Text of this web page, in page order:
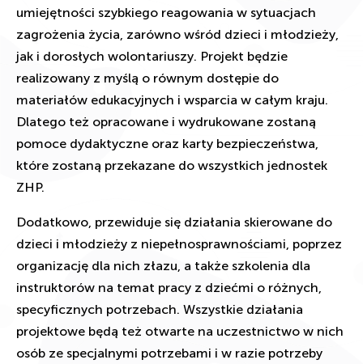
umiejętności szybkiego reagowania w sytuacjach
zagrożenia życia, zarówno wśród dzieci i młodzieży,
jak i dorosłych wolontariuszy. Projekt będzie
realizowany z myślą o równym dostępie do
materiałów edukacyjnych i wsparcia w całym kraju.
Dlatego też opracowane i wydrukowane zostaną
pomoce dydaktyczne oraz karty bezpieczeństwa,
które zostaną przekazane do wszystkich jednostek
ZHP.
Dodatkowo, przewiduje się działania skierowane do
dzieci i młodzieży z niepełnosprawnościami, poprzez
organizację dla nich złazu, a także szkolenia dla
instruktorów na temat pracy z dziećmi o różnych,
specyficznych potrzebach. Wszystkie działania
projektowe będą też otwarte na uczestnictwo w nich
osób ze specjalnymi potrzebami i w razie potrzeby